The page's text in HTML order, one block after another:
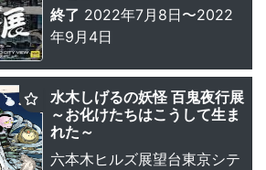
終了 2022年7月8日〜2022
年9月4日
水木しげるの妖怪 百鬼夜行展
～お化けたちはこうして生ま
れた～
六本木ヒルズ展望台東京シテ